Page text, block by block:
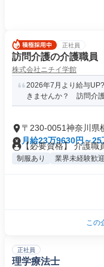
正社員
訪問介護の介護職員
株式会社ニチイ学館
2026年7月より給与
きませんか？ 訪問介
〒230-0051神奈川県
月給23万9630円～
【必要資格】 介護職
制服あり 業界未経験歓迎
この
正社員
理学療法士